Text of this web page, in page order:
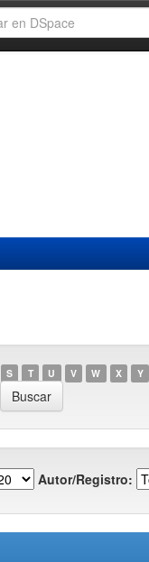
S T U V W X Y
Autor/Registro: